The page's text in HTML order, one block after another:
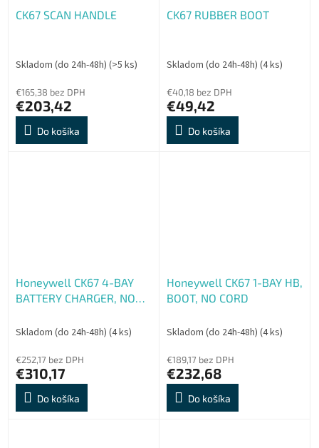
CK67 SCAN HANDLE
Skladom (do 24h-48h) (>5 ks)
€165,38 bez DPH
€203,42
Do košíka
CK67 RUBBER BOOT
Skladom (do 24h-48h) (4 ks)
€40,18 bez DPH
€49,42
Do košíka
Honeywell CK67 4-BAY
BATTERY CHARGER, NO
Skladom (do 24h-48h) (4 ks)
€252,17 bez DPH
€310,17
Do košíka
Honeywell CK67 1-BAY HB,
BOOT, NO CORD
Skladom (do 24h-48h) (4 ks)
€189,17 bez DPH
€232,68
Do košíka